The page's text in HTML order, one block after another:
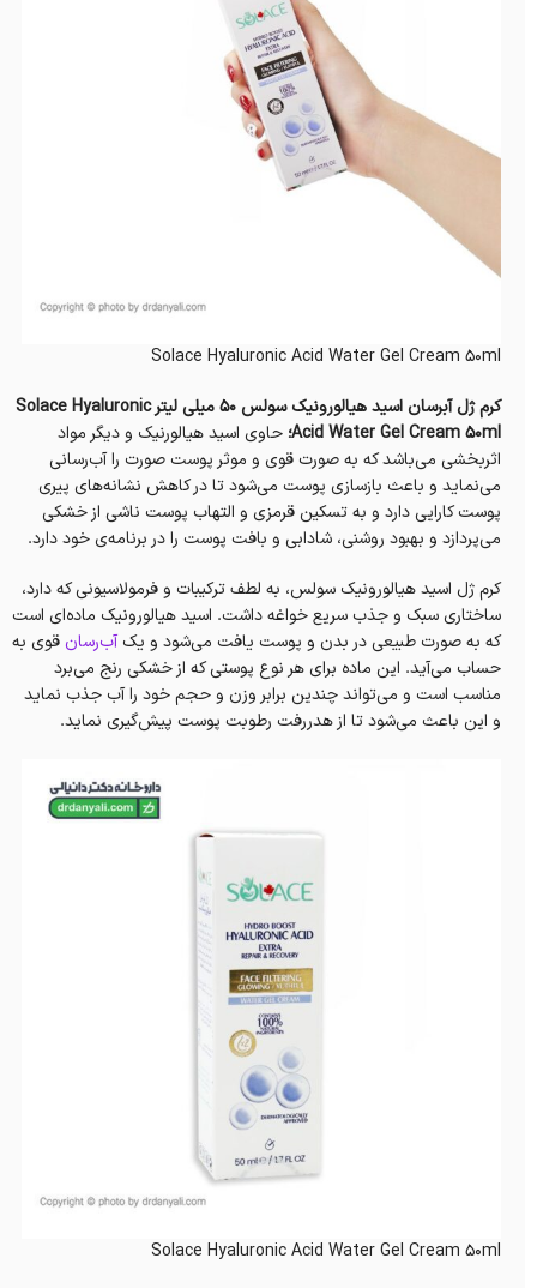
Solace Hyaluronic Acid Water Gel Cream 50ml
کرم ژل آبرسان اسید هیالورونیک سولس 50 میلی‌ لیتر Solace Hyaluronic
Acid Water Gel Cream 50ml؛ حاوی اسید هیالورنیک و دیگر مواد
اثربخشی می‌باشد که به صورت قوی و موثر پوست صورت را آب‌رسانی
می‌نماید و باعث‌ بازسازی‌ پوست می‌شود تا در کاهش نشانه‌های پیری
پوست کارایی دارد و به تسکین قرمزی و التهاب پوست ناشی از خشکی
می‌پردازد و بهبود روشنی، شادابی و بافت پوست را در برنامه‌ی خود دارد.
کرم ژل اسید هیالورونیک سولس، به لطف ترکیبات و فرمولاسیونی که دارد،
ساختاری سبک و جذب سریع خواغه داشت. اسید هیالورونیک ماده‌ای است
که به صورت طبیعی در بدن و پوست یافت می‌شود و یک آب‌رسان قوی به
حساب می‌آید. این ماده برای هر نوع پوستی که از خشکی رنج می‌برد
مناسب است و می‌تواند چندین برابر وزن و حجم خود را آب جذب نماید
و این باعث می‌شود تا از هدررفت رطوبت پوست پیش‌گیری نماید.
Solace Hyaluronic Acid Water Gel Cream 50ml